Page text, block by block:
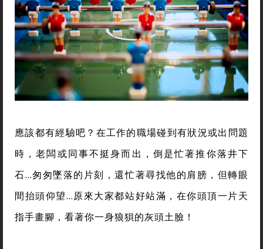
應該都有經驗吧？在工作的職場碰到有狀況或出問題
時，老闆或同事不挺身而出，倒是忙著推你落井下
石…匆匆墜落的片刻，還忙著尋找他的肩膀，但轉眼
間抬頭仰望…原來大家都站好站滿，在你頭頂一片天
指手畫腳，看著你一身狼狽的灰頭土臉！